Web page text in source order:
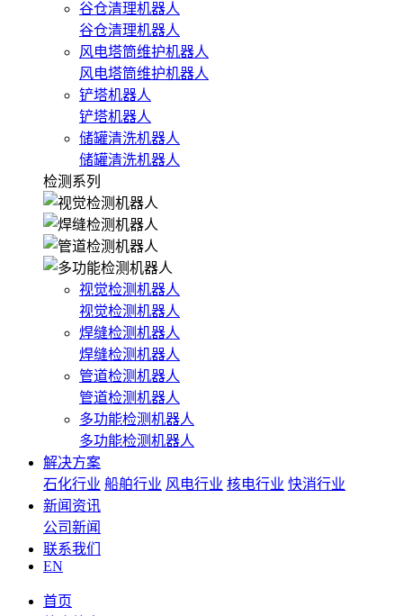
谷仓清理机器人
谷仓清理机器人
风电塔筒维护机器人
风电塔筒维护机器人
铲塔机器人
铲塔机器人
储罐清洗机器人
储罐清洗机器人
检测系列
视觉检测机器人
视觉检测机器人
焊缝检测机器人
焊缝检测机器人
管道检测机器人
管道检测机器人
多功能检测机器人
多功能检测机器人
解决方案
石化行业 船舶行业 风电行业 核电行业 快消行业
新闻资讯
公司新闻
联系我们
EN
首页